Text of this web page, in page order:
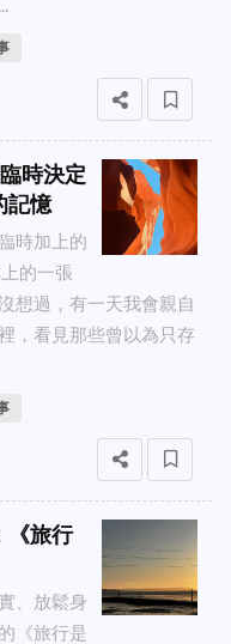
時決定
記憶
時加上的
的一張
想過，有一天我會親自
，看見那些曾以為只存
《旅行
、放鬆身
《旅行是